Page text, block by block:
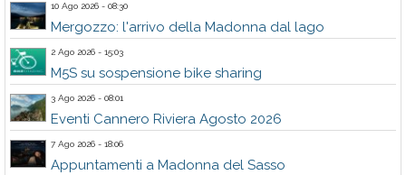
10 Ago 2026 - 08:30
Mergozzo: l'arrivo della Madonna dal lago
2 Ago 2026 - 15:03
M5S su sospensione bike sharing
3 Ago 2026 - 08:01
Eventi Cannero Riviera Agosto 2026
7 Ago 2026 - 18:06
Appuntamenti a Madonna del Sasso